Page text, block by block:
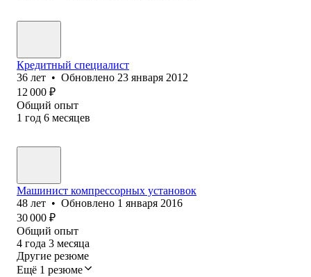
Кредитный специалист
36 лет • Обновлено 23 января 2012
12 000 ₽
Общий опыт
1 год 6 месяцев
Машинист компрессорных установок
48 лет • Обновлено 1 января 2016
30 000 ₽
Общий опыт
4 года 3 месяца
Другие резюме
Ещё 1 резюме